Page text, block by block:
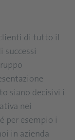
di tutto il
successi
siano decisivi i
nei
per esempio i
in azienda